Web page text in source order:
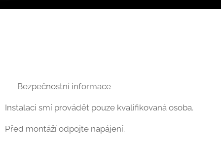
⚠ Bezpečnostní informace
Instalaci smí provádět pouze kvalifikovaná osoba.
Před montáží odpojte napájení.